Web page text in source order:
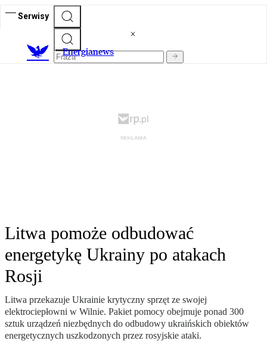
Serwisy
Energianews
Litwa pomoże odbudować
energetykę Ukrainy po atakach
Rosji
Litwa przekazuje Ukrainie krytyczny sprzęt ze swojej
elektrociepłowni w Wilnie. Pakiet pomocy obejmuje ponad 300
sztuk urządzeń niezbędnych do odbudowy ukraińskich obiektów
energetycznych uszkodzonych przez rosyjskie ataki.